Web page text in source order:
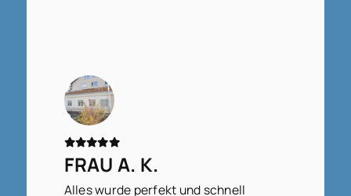
stets schnellen Rückmeldungen,
sodass das gesamte Verfahren doch
relativ schnell und gut abgeschlossen
werden konnte. Ich werde Sie und das
Team von WITTERMANNS gerne
weiterempfehlen.
FRAU A. K.
Alles wurde perfekt und schnell